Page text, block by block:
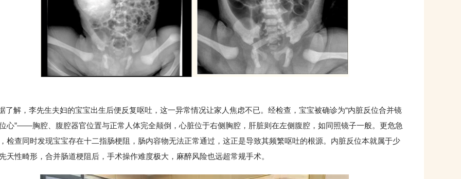
，李先生夫妇的宝宝出生后便反复呕吐，这一异常情况让家人焦虑不已。经检查，宝宝被确诊为“内脏反位合并镜
心”——胸腔、腹腔器官位置与正常人体完全颠倒，心脏位于右侧胸腔，肝脏则在左侧腹腔，如同照镜子一般。更危急
检查同时发现宝宝存在十二指肠梗阻，肠内容物无法正常通过，这正是导致其频繁呕吐的根源。内脏反位本就属于少
天性畸形，合并肠道梗阻后，手术操作难度极大，麻醉风险也远超常规手术。